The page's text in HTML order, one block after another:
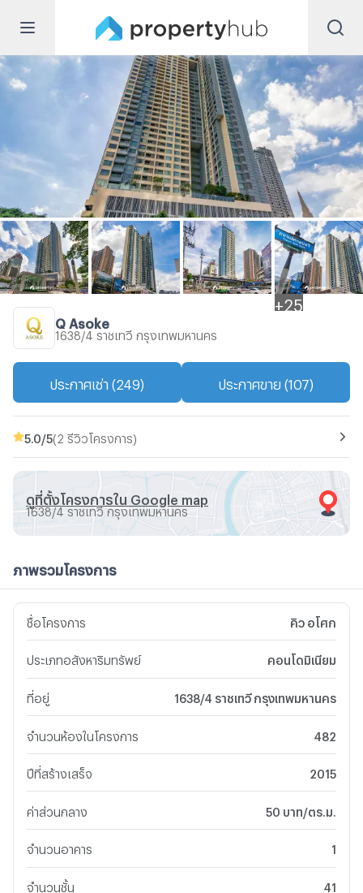
+ 25
Q Asoke
1638/4 ราชเทวี กรุงเทพมหานคร
ประกาศเช่า (249) ประกาศขาย (107)
5.0 /5(2 รีวิวโครงการ)
ดูที่ตั้งโครงการใน Google map
1638/4 ราชเทวี กรุงเทพมหานคร
ภาพรวมโครงการ
ชื่อโครงการ คิว อโศก
ประเภทอสังหาริมทรัพย์ คอนโดมิเนียม
ที่อยู่ 1638/4 ราชเทวี กรุงเทพมหานคร
จำนวนห้องในโครงการ 482
ปีที่สร้างเสร็จ 2015
ค่าส่วนกลาง 50 บาท/ตร.ม.
จำนวนอาคาร 1
จำนวนชั้น 41